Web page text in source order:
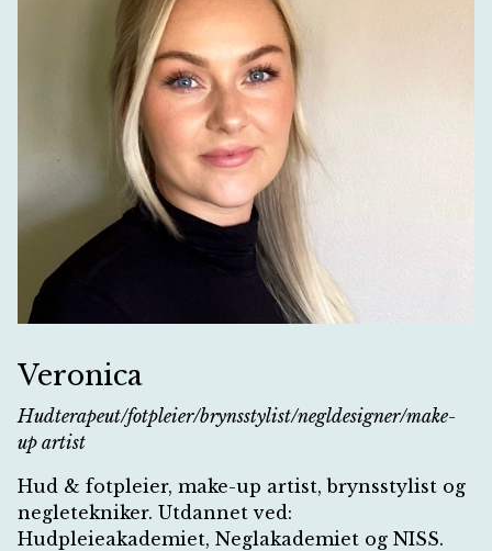
Veronica
Hudterapeut/fotpleier/brynsstylist/negldesigner/make-
up artist
Hud & fotpleier, make-up artist, brynsstylist og
negletekniker. Utdannet ved:
Hudpleieakademiet, Neglakademiet og NISS.